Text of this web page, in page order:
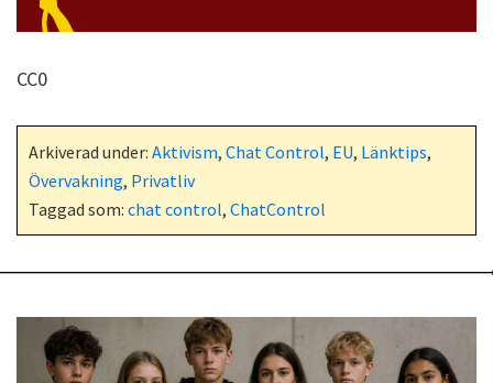
CC0
Arkiverad under: Aktivism, Chat Control, EU, Länktips,
Övervakning, Privatliv
Taggad som: chat control, ChatControl